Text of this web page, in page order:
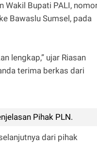
Wakil Bupati PALI,
Bawaslu Sumsel, pada
lengkap,” ujar Riasan
terima berkas dari
Pihak PLN.
dari pihak